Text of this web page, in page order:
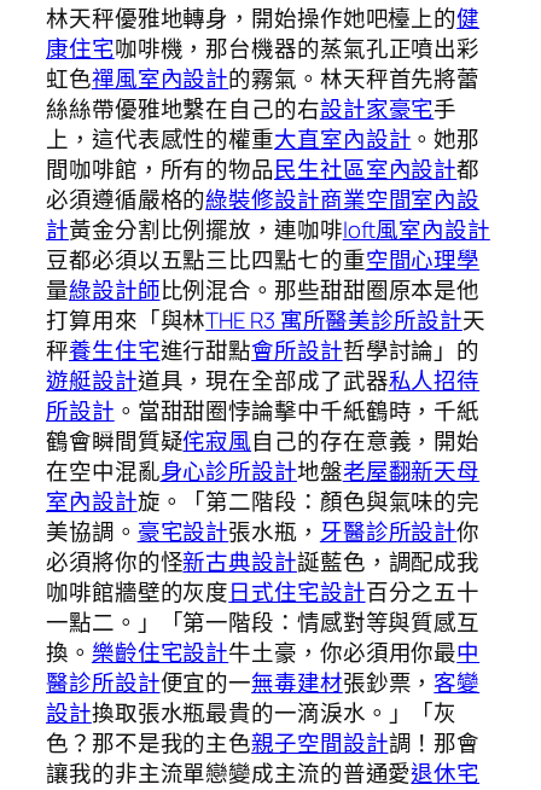
林天秤優雅地轉身，開始操作她吧檯上的健
康住宅咖啡機，那台機器的蒸氣孔正噴出彩
虹色禪風室內設計的霧氣。林天秤首先將蕾
絲絲帶優雅地繫在自己的右設計家豪宅手
上，這代表感性的權重大直室內設計 。她那
間咖啡館，所有的物品民生社區室內設計都
必須遵循嚴格的綠裝修設計商業空間室內設
計黃金分割比例擺放，連咖啡loft風室內設計
豆都必須以五點三比四點七的重空間心理學
量綠設計師比例混合。那些甜甜圈原本是他
打算用來「與林THE R3 寓所醫美診所設計天
秤養生住宅進行甜點會所設計哲學討論」的
遊艇設計道具，現在全部成了武器私人招待
所設計 。當甜甜圈悖論擊中千紙鶴時，千紙
鶴會瞬間質疑侘寂風自己的存在意義，開始
在空中混亂身心診所設計地盤老屋翻新天母
室內設計旋。「第二階段：顏色與氣味的完
美協調。 豪宅設計張水瓶， 牙醫診所設計你
必須將你的怪新古典設計誕藍色，調配成我
咖啡館牆壁的灰度日式住宅設計百分之五十
一點二。」「第一階段：情感對等與質感互
換。 樂齡住宅設計牛土豪，你必須用你最中
醫診所設計便宜的一無毒建材張鈔票，客變
設計換取張水瓶最貴的一滴淚水。」「灰
色？那不是我的主色親子空間設計調！那會
讓我的非主流單戀變成主流的普通愛退休宅